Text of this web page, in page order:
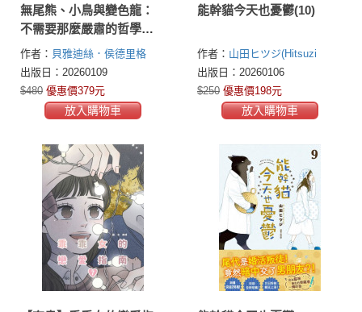
無尾熊、小鳥與變色龍：
不需要那麼嚴肅的哲學人
生
作者： 貝雅迪絲．侯德里格
(Béatrice Rodriguez)
出版日：20260109
$480 優惠價379元
放入購物車
能幹貓今天也憂鬱(10)
作者： 山田ヒツジ(Hitsuzi
Yamada)
出版日：20260106
$250 優惠價198元
放入購物車